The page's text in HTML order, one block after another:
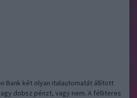
Bank két olyan italautomatát állított
dobsz pénzt, vagy nem. A félliteres